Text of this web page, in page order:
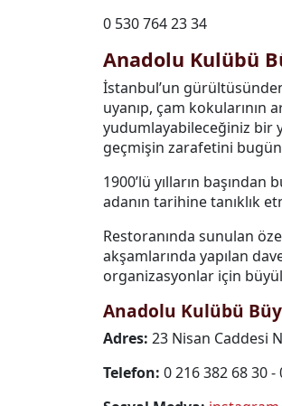
0 530 764 23 34
Anadolu Kulübü
İstanbul’un
uyanıp, çam kokularının
yudumlayabileceğiniz bir
geçmişin zarafetini
1900’lü yılların
adanın tarihine tanıklık
Restoranında sunulan
akşamlarında yapılan
organizasyonlar için
Anadolu Kulübü
Adres: 23 Nisan Caddesi
Telefon: 0 216 382 68 30 -